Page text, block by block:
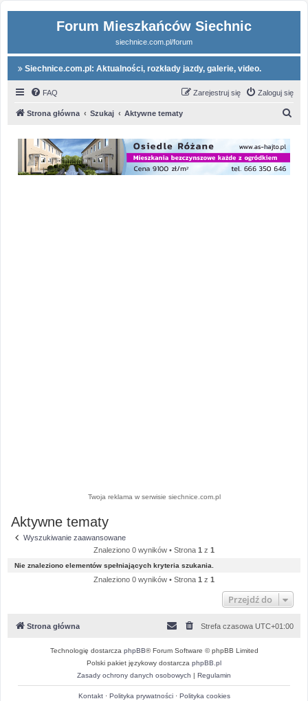
Forum Mieszkańców Siechnic
siechnice.com.pl/forum
Siechnice.com.pl: Aktualności, rozkłady jazdy, galerie, video.
FAQ Zaloguj się
Zarejestruj się
Strona główna Szukaj Aktywne tematy
Twoja reklama w serwisie siechnice.com.pl
Aktywne tematy
Wyszukiwanie zaawansowane
Znaleziono 0 wyników • Strona 1 z 1
Nie znaleziono elementów spełniających kryteria szukania.
Znaleziono 0 wyników • Strona 1 z 1
Przejdź do
Strona główna Strefa czasowa UTC+01:00
Technologię dostarcza phpBB® Forum Software © phpBB Limited
Polski pakiet językowy dostarcza phpBB.pl
Zasady ochrony danych osobowych | Regulamin
Kontakt· Polityka prywatności· Polityka cookies